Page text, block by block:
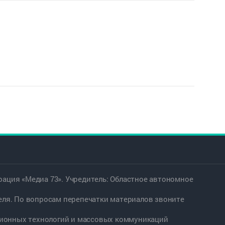
«Медиа 73». Учредитель: Областное автономное
По вопросам перепечатки материалов звоните
технологий и массовых коммуникаций